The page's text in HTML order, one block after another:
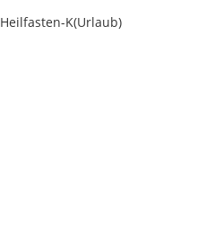
Heilfasten-K(Urlaub)